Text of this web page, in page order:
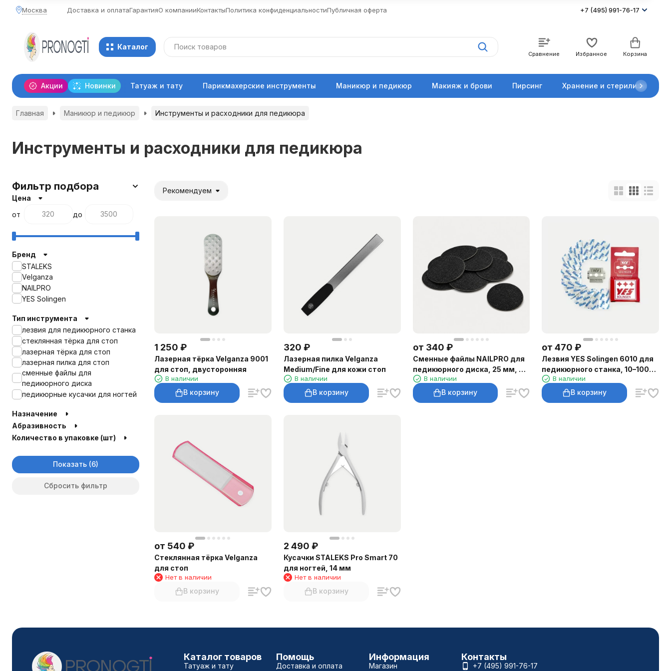
Москва Доставка и оплатаГарантияО компанииКонтактыПолитика конфиденциальностиПубличная оферта +7 (495) 991-76-17
Каталог
Сравнение Избранное Корзина
Акции Новинки Татуаж и тату Парикмахерские инструменты Маникюр и педикюр Макияж и брови Пирсинг Хранение и стерилизация
Главная Маникюр и педикюр Инструменты и расходники для педикюра
Инструменты и расходники для педикюра
Рекомендуем
1 250 ₽
Лазерная тёрка Velganza 9001
для стоп, двусторонняя
В наличии
В корзину
320 ₽
Лазерная пилка Velganza
Medium/Fine для кожи стоп
В наличии
В корзину
от 340 ₽
Сменные файлы NAILPRO для
педикюрного диска, 25 мм, 96
шт.В наличии
В корзину
от470 ₽
Лезвия YES Solingen 6010 для
педикюрного станка, 10–100
шт.В наличии
В корзину
от 540 ₽
Стеклянная тёрка Velganza
для стоп
Нет в наличии
В корзину
2 490 ₽
Кусачки STALEKS Pro Smart 70
для ногтей, 14 мм
Нет в наличии
В корзину
Фильтр подбора
Цена
от
до
Бренд
STALEKS
Velganza
NAILPRO
YES Solingen
Тип инструмента
лезвия для педикюрного станка
стеклянная тёрка для стоп
лазерная тёрка для стоп
лазерная пилка для стоп
сменные файлы для
педикюрного диска
педикюрные кусачки для ногтей
Назначение
Абразивность
Количество в упаковке (шт)
Показать
Сбросить фильтр
Каталог товаров
Татуаж и тату
Помощь
Доставка и оплата
Информация
Магазин
Контакты
+7 (495) 991-76-17